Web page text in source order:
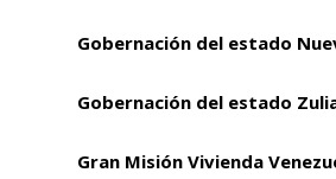
Gobernación del estado
Gobernación del estado
Gran Misión Vivienda